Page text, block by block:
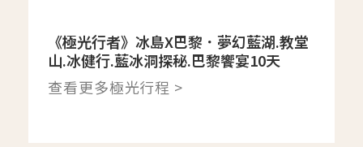
《極光行者》冰島X巴黎．夢幻藍湖.教堂
山.冰健行.藍冰洞探秘.巴黎饗宴10天
查看更多極光行程 >